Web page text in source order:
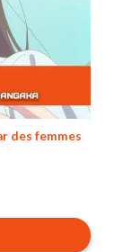
des femmes